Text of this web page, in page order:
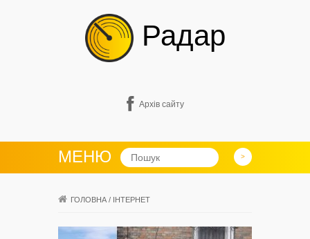
Радар
Архів сайту
МЕНЮ
ГОЛОВНА / ІНТЕРНЕТ